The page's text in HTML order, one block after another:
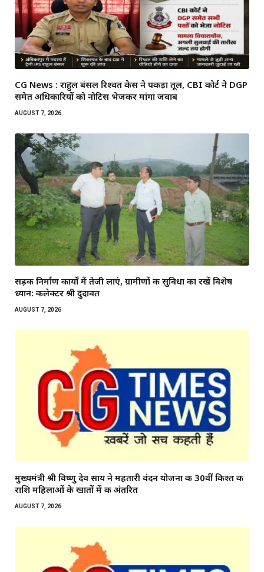
CG News : राहुल बंसल रिश्वत केस ने पकड़ा तूल, CBI कोर्ट ने DGP
समेत अधिकारियों को नोटिस भेजकर मांगा जवाब
AUGUST 7, 2026
सड़क निर्माण कार्यों में तेजी लाएं, ग्रामीणों की सुविधा का रखें विशेष
ध्यान: कलेक्टर श्री दुदावत
AUGUST 7, 2026
मुख्यमंत्री श्री विष्णु देव साय ने महतारी वंदन योजना की 30वीं किश्त की
राशि महिलाओं के खातों में की अंतरित
AUGUST 7, 2026